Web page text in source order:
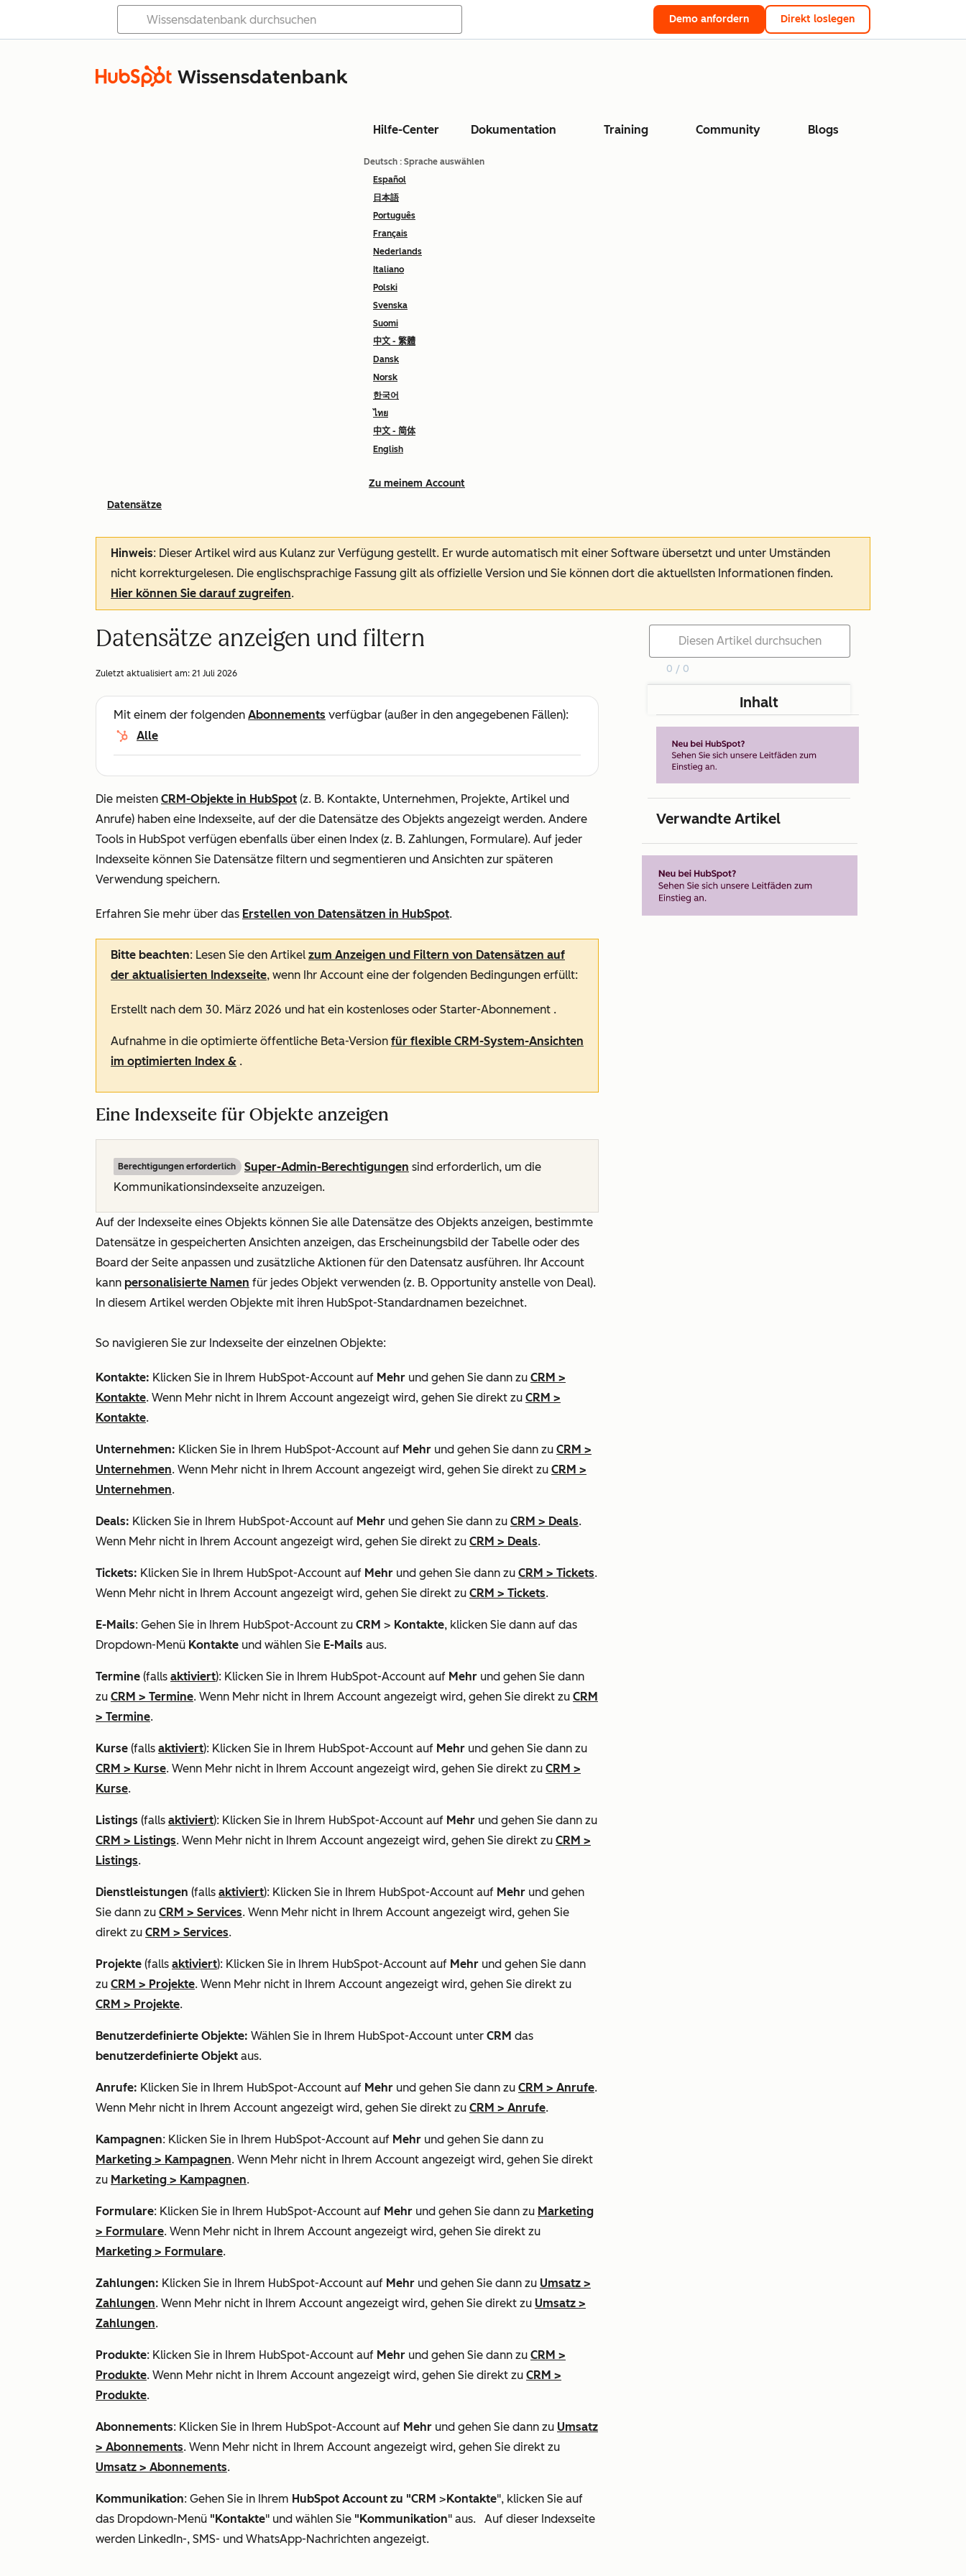
Demo anfordern Direkt loslegen
Wissensdatenbank
Hilfe-Center Dokumentation Training Community Blogs
Deutsch : Sprache auswählen
Español
日本語
Português
Français
Nederlands
Italiano
Polski
Svenska
Suomi
中文 - 繁體
Dansk
Norsk
한국어
ไทย
中文 - 简体
English
Zu meinem Account
Datensätze
Hinweis: Dieser Artikel wird aus Kulanz zur Verfügung gestellt. Er wurde automatisch mit einer Software übersetzt und unter Umständen
nicht korrekturgelesen. Die englischsprachige Fassung gilt als offizielle Version und Sie können dort die aktuellsten Informationen finden.
Hier können Sie darauf zugreifen.
Datensätze anzeigen und filtern
Zuletzt aktualisiert am: 21 Juli 2026
Mit einem der folgenden Abonnements verfügbar (außer in den angegebenen Fällen):
Alle
Die meisten CRM-Objekte in HubSpot (z. B. Kontakte, Unternehmen, Projekte, Artikel und
Anrufe) haben eine Indexseite, auf der die Datensätze des Objekts angezeigt werden. Andere
Tools in HubSpot verfügen ebenfalls über einen Index (z. B. Zahlungen, Formulare). Auf jeder
Indexseite können Sie Datensätze filtern und segmentieren und Ansichten zur späteren
Verwendung speichern.
Erfahren Sie mehr über das Erstellen von Datensätzen in HubSpot.
Bitte beachten: Lesen Sie den Artikel zum Anzeigen und Filtern von Datensätzen auf
der aktualisierten Indexseite, wenn Ihr Account eine der folgenden Bedingungen erfüllt:
Erstellt nach dem 30. März 2026 und hat ein kostenloses oder Starter-Abonnement .
Aufnahme in die optimierte öffentliche Beta-Version für flexible CRM-System-Ansichten
im optimierten Index & .
Eine Indexseite für Objekte anzeigen
Berechtigungen erforderlich Super-Admin-Berechtigungen sind erforderlich, um die
Kommunikationsindexseite anzuzeigen.
Auf der Indexseite eines Objekts können Sie alle Datensätze des Objekts anzeigen, bestimmte
Datensätze in gespeicherten Ansichten anzeigen, das Erscheinungsbild der Tabelle oder des
Board der Seite anpassen und zusätzliche Aktionen für den Datensatz ausführen. Ihr Account
kann personalisierte Namen für jedes Objekt verwenden (z. B. Opportunity anstelle von Deal).
In diesem Artikel werden Objekte mit ihren HubSpot-Standardnamen bezeichnet.
So navigieren Sie zur Indexseite der einzelnen Objekte:
Kontakte: Klicken Sie in Ihrem HubSpot-Account auf Mehr und gehen Sie dann zu CRM >
Kontakte. Wenn Mehr nicht in Ihrem Account angezeigt wird, gehen Sie direkt zu CRM >
Kontakte.
Unternehmen: Klicken Sie in Ihrem HubSpot-Account auf Mehr und gehen Sie dann zu CRM >
Unternehmen. Wenn Mehr nicht in Ihrem Account angezeigt wird, gehen Sie direkt zu CRM >
Unternehmen.
Deals: Klicken Sie in Ihrem HubSpot-Account auf Mehr und gehen Sie dann zu CRM > Deals.
Wenn Mehr nicht in Ihrem Account angezeigt wird, gehen Sie direkt zu CRM > Deals.
Tickets: Klicken Sie in Ihrem HubSpot-Account auf Mehr und gehen Sie dann zu CRM > Tickets.
Wenn Mehr nicht in Ihrem Account angezeigt wird, gehen Sie direkt zu CRM > Tickets.
E-Mails: Gehen Sie in Ihrem HubSpot-Account zu CRM > Kontakte, klicken Sie dann auf das
Dropdown-Menü Kontakte und wählen Sie E-Mails aus.
Termine (falls aktiviert): Klicken Sie in Ihrem HubSpot-Account auf Mehr und gehen Sie dann
zu CRM > Termine. Wenn Mehr nicht in Ihrem Account angezeigt wird, gehen Sie direkt zu CRM
> Termine.
Kurse (falls aktiviert): Klicken Sie in Ihrem HubSpot-Account auf Mehr und gehen Sie dann zu
CRM > Kurse. Wenn Mehr nicht in Ihrem Account angezeigt wird, gehen Sie direkt zu CRM >
Kurse.
Listings (falls aktiviert): Klicken Sie in Ihrem HubSpot-Account auf Mehr und gehen Sie dann zu
CRM > Listings. Wenn Mehr nicht in Ihrem Account angezeigt wird, gehen Sie direkt zu CRM >
Listings.
Dienstleistungen (falls aktiviert): Klicken Sie in Ihrem HubSpot-Account auf Mehr und gehen
Sie dann zu CRM > Services. Wenn Mehr nicht in Ihrem Account angezeigt wird, gehen Sie
direkt zu CRM > Services.
Projekte (falls aktiviert): Klicken Sie in Ihrem HubSpot-Account auf Mehr und gehen Sie dann
zu CRM > Projekte. Wenn Mehr nicht in Ihrem Account angezeigt wird, gehen Sie direkt zu
CRM > Projekte.
Benutzerdefinierte Objekte: Wählen Sie in Ihrem HubSpot-Account unter CRM das
benutzerdefinierte Objekt aus.
Anrufe: Klicken Sie in Ihrem HubSpot-Account auf Mehr und gehen Sie dann zu CRM > Anrufe.
Wenn Mehr nicht in Ihrem Account angezeigt wird, gehen Sie direkt zu CRM > Anrufe.
Kampagnen: Klicken Sie in Ihrem HubSpot-Account auf Mehr und gehen Sie dann zu
Marketing > Kampagnen. Wenn Mehr nicht in Ihrem Account angezeigt wird, gehen Sie direkt
zu Marketing > Kampagnen.
Formulare: Klicken Sie in Ihrem HubSpot-Account auf Mehr und gehen Sie dann zu Marketing
> Formulare. Wenn Mehr nicht in Ihrem Account angezeigt wird, gehen Sie direkt zu
Marketing > Formulare.
Zahlungen: Klicken Sie in Ihrem HubSpot-Account auf Mehr und gehen Sie dann zu Umsatz >
Zahlungen. Wenn Mehr nicht in Ihrem Account angezeigt wird, gehen Sie direkt zu Umsatz >
Zahlungen.
Produkte: Klicken Sie in Ihrem HubSpot-Account auf Mehr und gehen Sie dann zu CRM >
Produkte. Wenn Mehr nicht in Ihrem Account angezeigt wird, gehen Sie direkt zu CRM >
Produkte.
Abonnements: Klicken Sie in Ihrem HubSpot-Account auf Mehr und gehen Sie dann zu Umsatz
> Abonnements. Wenn Mehr nicht in Ihrem Account angezeigt wird, gehen Sie direkt zu
Umsatz > Abonnements.
Kommunikation: Gehen Sie in Ihrem HubSpot Account zu "CRM >Kontakte", klicken Sie auf
das Dropdown-Menü "Kontakte" und wählen Sie "Kommunikation" aus. Auf dieser Indexseite
werden LinkedIn-, SMS- und WhatsApp-Nachrichten angezeigt.
0 / 0
Inhalt
Verwandte Artikel